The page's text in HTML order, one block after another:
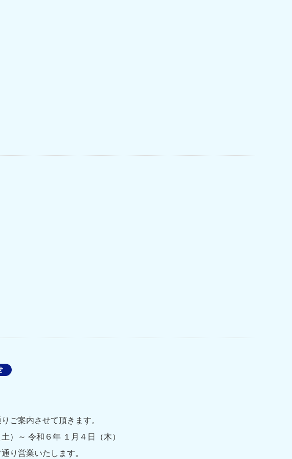
ご案内させて頂きます。
）～ 令和６年 １月４日（木）
り営業いたします。